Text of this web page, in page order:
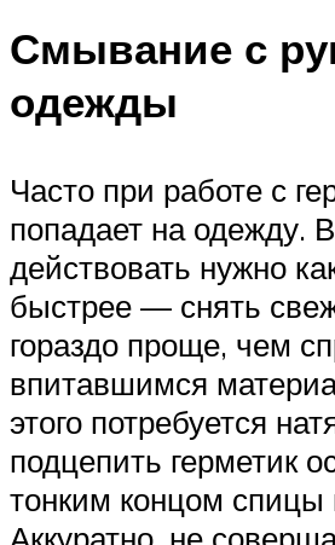
Смывание с
одежды
Часто при работе с
попадает на одежду.
действовать нужно
быстрее — снять
гораздо проще, чем
впитавшимся
этого потребуется
подцепить герметик
тонким концом спицы